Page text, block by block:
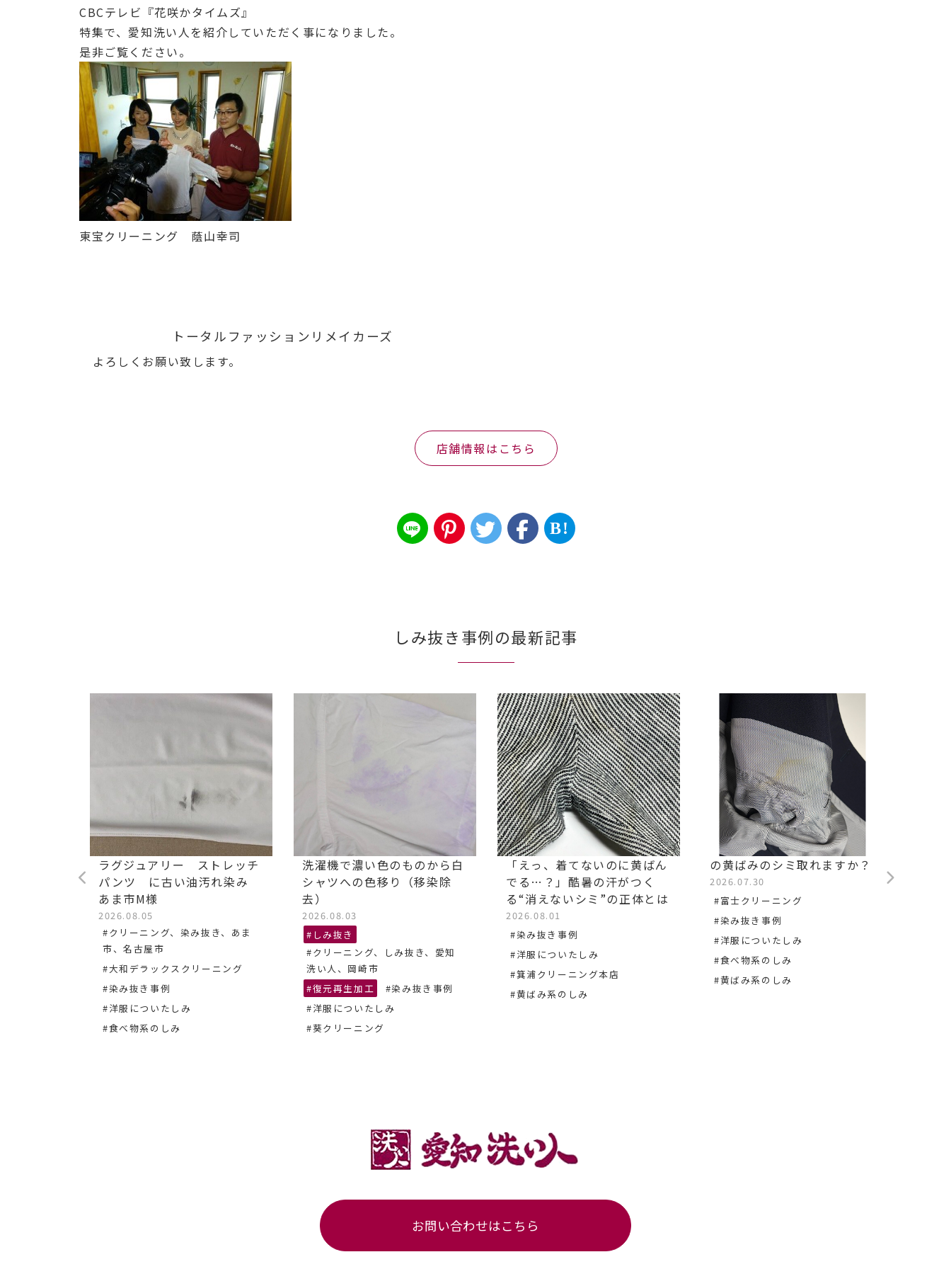
CBCテレビ『花咲かタイムズ』
特集で、愛知洗い人を紹介していただく事になりました。
是非ご覧ください。
東宝クリーニング 蔭山幸司
トータルファッションリメイカーズ
よろしくお願い致します。
店舗情報はこちら
B!
しみ抜き事例の最新記事
ラグジュアリー ストレッチ
パンツ に古い油汚れ染み
あま市M様
2026.08.05
#クリーニング、染み抜き、あま
市、名古屋市
#大和デラックスクリーニング
#染み抜き事例
#洋服についたしみ
#食べ物系のしみ
洗濯機で濃い色のものから白
シャツへの色移り（移染除
去）
2026.08.03
#しみ抜き
#クリーニング、しみ抜き、愛知
洗い人、岡崎市
#復元再生加工
#染み抜き事例
#洋服についたしみ
#葵クリーニング
「えっ、着てないのに黄ばん
でる…？」酷暑の汗がつく
る“消えないシミ”の正体とは
2026.08.01
#染み抜き事例
#洋服についたしみ
#箕浦クリーニング本店
#黄ばみ系のしみ
の黄ばみのシミ取れますか？
2026.07.30
#富士クリーニング
#染み抜き事例
#洋服についたしみ
#食べ物系のしみ
#黄ばみ系のしみ
お問い合わせはこちら